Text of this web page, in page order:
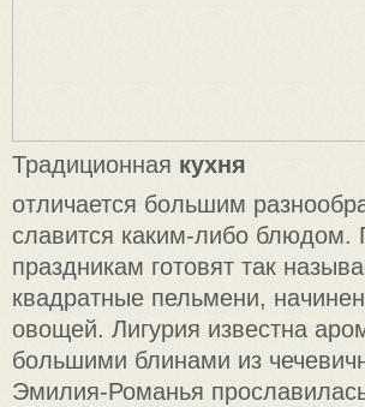
Традиционная кухня
отличается большим
славится каким-либо
праздникам готовят так
квадратные пельмени,
овощей. Лигурия известна
большими блинами из
Эмилия-Романья